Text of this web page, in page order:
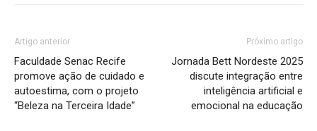
Artigo anterior
Faculdade Senac Recife
promove ação de cuidado e
autoestima, com o projeto
“Beleza na Terceira Idade”
Próximo artigo
Jornada Bett Nordeste 2025
discute integração entre
inteligência artificial e
emocional na educação